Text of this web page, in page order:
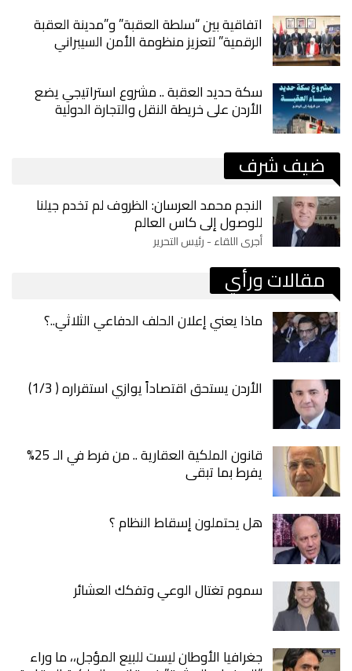
اتفاقية بين “سلطة العقبة” و”مدينة العقبة
الرقمية” لتعزيز منظومة الأمن السيبراني
سكة حديد العقبة .. مشروع استراتيجي يضع
الأردن على خريطة النقل والتجارة الدولية
ضيف شرف
النجم محمد العرسان: الظروف لم تخدم جيلنا
للوصول إلى كاس العالم
أجرى اللقاء - رئيس التحرير
مقالات ورأي
ماذا يعني إعلان الحلف الدفاعي الثلاثي..؟
الأردن يستحق اقتصاداً يوازي استقراره ( 1/3)
قانون الملكية العقارية .. من فرط في الـ 25%
يفرط بما تبقى
هل يحتملون إسقاط النظام ؟
سموم تغتال الوعي وتفكك العشائر
جغرافيا الأوطان ليست للبيع المؤجل،، ما وراء